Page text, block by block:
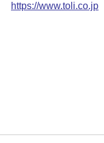
https://www.toli.co.jp